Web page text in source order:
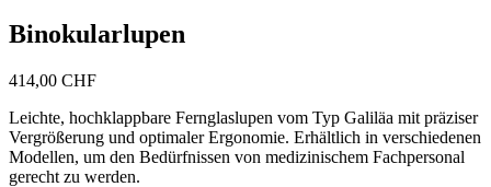
Binokularlupen
414,00 CHF
Leichte, hochklappbare Fernglaslupen vom Typ Galiläa mit präziser
Vergrößerung und optimaler Ergonomie. Erhältlich in verschiedenen
Modellen, um den Bedürfnissen von medizinischem Fachpersonal
gerecht zu werden.